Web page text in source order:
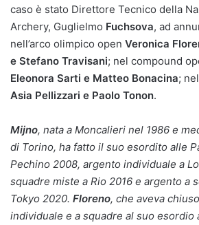
caso è stato Direttore Tecnico della
Archery, Guglielmo Fuchsova, ad
nell’arco olimpico open Veronica
e Stefano Travisani; nel compound
Eleonora Sarti e Matteo Bonacina;
Asia Pellizzari e Paolo Tonon.
Mijno, nata a Moncalieri nel 1986 e
di Torino, ha fatto il suo esordito alle
Pechino 2008, argento individuale a
squadre miste a Rio 2016 e argento a
Tokyo 2020. Floreno, che aveva
individuale e a squadre al suo esordio